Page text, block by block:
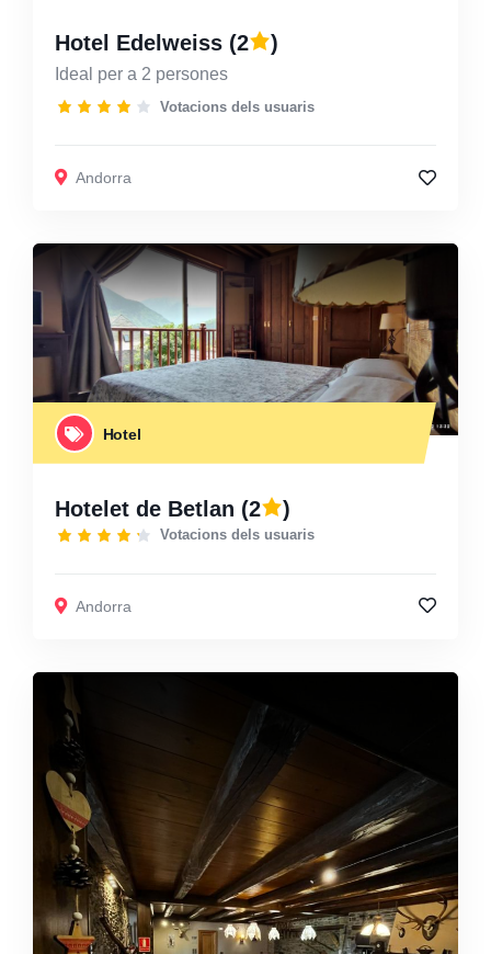
Hotel Edelweiss (2 )
Ideal per a 2 persones
Votacions dels usuaris
Andorra
Hotel
Hotelet de Betlan (2 )
Votacions dels usuaris
Andorra